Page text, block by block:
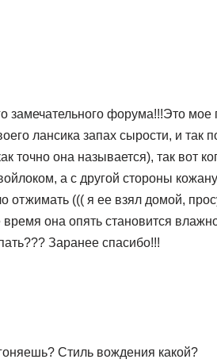
замечательного форума!!!Это мое
лансика запах сырости, и так
точно она называется), так вот
а с другой стороны
отжимать ((( я ее взял домой,
она опять становится
Заранее спасибо!!!
Стиль вождения какой?